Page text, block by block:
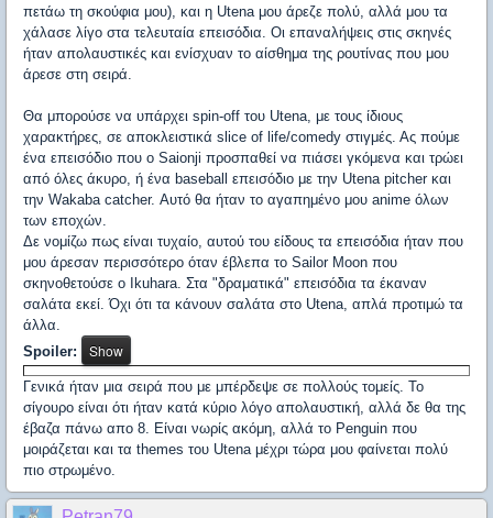
πετάω τη σκούφια μου), και η Utena μου άρεζε πολύ, αλλά μου τα
χάλασε λίγο στα τελευταία επεισόδια. Οι επαναλήψεις στις σκηνές
ήταν απολαυστικές και ενίσχυαν το αίσθημα της ρουτίνας που μου
άρεσε στη σειρά.
Θα μπορούσε να υπάρχει spin-off του Utena, με τους ίδιους
χαρακτήρες, σε αποκλειστικά slice of life/comedy στιγμές. Ας πούμε
ένα επεισόδιο που ο Saionji προσπαθεί να πιάσει γκόμενα και τρώει
από όλες άκυρο, ή ένα baseball επεισόδιο με την Utena pitcher και
την Wakaba catcher. Αυτό θα ήταν το αγαπημένο μου anime όλων
των εποχών.
Δε νομίζω πως είναι τυχαίο, αυτoύ του είδους τα επεισόδια ήταν που
μου άρεσαν περισσότερο όταν έβλεπα το Sailor Moon που
σκηνοθετούσε ο Ikuhara. Στα "δραματικά" επεισόδια τα έκαναν
σαλάτα εκεί. Όχι ότι τα κάνουν σαλάτα στο Utena, απλά προτιμώ τα
άλλα.
Spoiler:
Γενικά ήταν μια σειρά που με μπέρδεψε σε πολλούς τομείς. Το
σίγουρο είναι ότι ήταν κατά κύριο λόγο απολαυστική, αλλά δε θα της
έβαζα πάνω απο 8. Είναι νωρίς ακόμη, αλλά το Penguin που
μοιράζεται και τα themes του Utena μέχρι τώρα μου φαίνεται πολύ
πιο στρωμένο.